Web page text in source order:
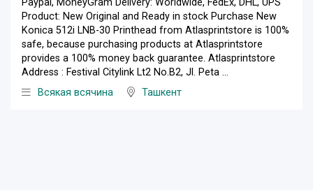
Paypal, MoneyGram Delivery: Worldwide, FedEx, DHL, UPS
Product: New Original and Ready in stock Purchase New
Konica 512i LNB-30 Printhead from Atlasprintstore is 100%
safe, because purchasing products at Atlasprintstore
provides a 100% money back guarantee. Atlasprintstore
Address : Festival Citylink Lt2 No.B2, Jl. Peta ...
Всякая всячина
Ташкент